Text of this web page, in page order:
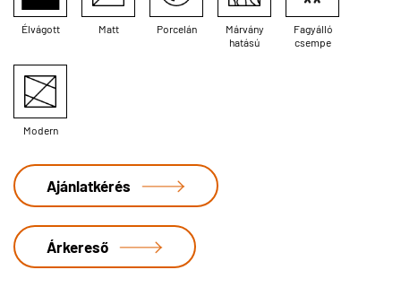
Élvágott Matt Porcelán
Márvány
hatású
Fagyálló
csempe
Modern
Ajánlatkérés
Árkereső